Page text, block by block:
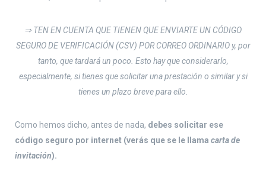
⇒ TEN EN CUENTA QUE TIENEN QUE ENVIARTE UN CÓDIGO
SEGURO DE VERIFICACIÓN (CSV) POR CORREO ORDINARIO y, por
tanto, que tardará un poco. Esto hay que considerarlo,
especialmente, si tienes que solicitar una prestación o similar y si
tienes un plazo breve para ello.
Como hemos dicho, antes de nada, debes solicitar ese
código seguro por internet (verás que se le llama carta de
invitación).